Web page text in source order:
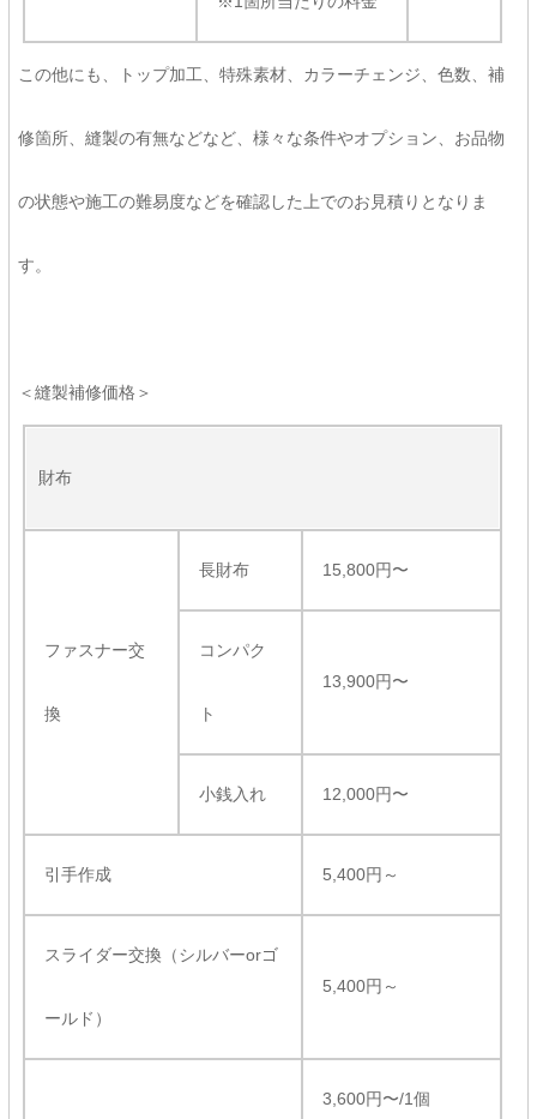
この他にも、トップ加工、特殊素材、カラーチェンジ、色数、補
修箇所、縫製の有無などなど、様々な条件やオプション、お品物
の状態や施工の難易度などを確認した上でのお見積りとなりま
す。
＜縫製補修価格＞
財布
ファスナー交
換
長財布 15,800円〜
コンパク
ト
13,900円〜
小銭入れ 12,000円〜
引手作成 5,400円～
スライダー交換（シルバーorゴ
ールド）
5,400円～
3,600円〜/1個